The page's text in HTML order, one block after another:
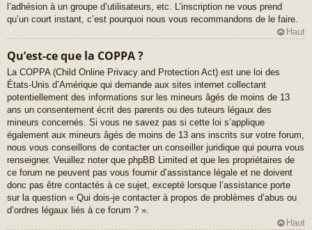
l’adhésion à un groupe d’utilisateurs, etc. L’inscription ne vous prend
qu’un court instant, c’est pourquoi nous vous recommandons de le faire.
Haut
Qu’est-ce que la COPPA ?
La COPPA (Child Online Privacy and Protection Act) est une loi des
États-Unis d’Amérique qui demande aux sites internet collectant
potentiellement des informations sur les mineurs âgés de moins de 13
ans un consentement écrit des parents ou des tuteurs légaux des
mineurs concernés. Si vous ne savez pas si cette loi s’applique
également aux mineurs âgés de moins de 13 ans inscrits sur votre forum,
nous vous conseillons de contacter un conseiller juridique qui pourra vous
renseigner. Veuillez noter que phpBB Limited et que les propriétaires de
ce forum ne peuvent pas vous fournir d’assistance légale et ne doivent
donc pas être contactés à ce sujet, excepté lorsque l’assistance porte
sur la question « Qui dois-je contacter à propos de problèmes d’abus ou
d’ordres légaux liés à ce forum ? ».
Haut